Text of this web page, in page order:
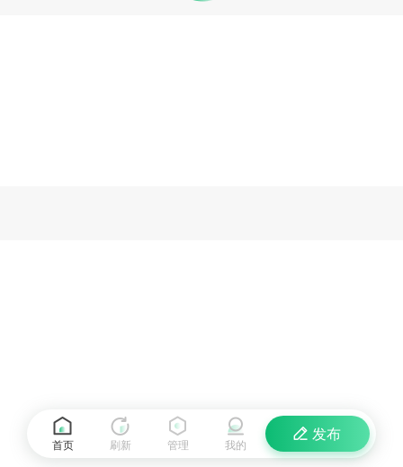
首页 刷新
发布
管理 我的